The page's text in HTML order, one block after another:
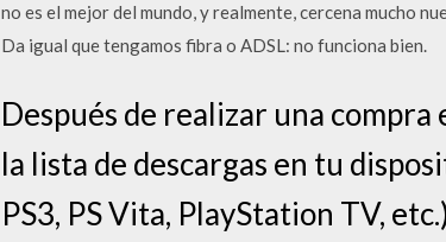
no es el mejor del mundo, y realmente, cercena mucho
Da igual que tengamos fibra o ADSL: no funciona bien.
Después de realizar una
la lista de descargas en tu
PS3, PS Vita, PlayStation TV,